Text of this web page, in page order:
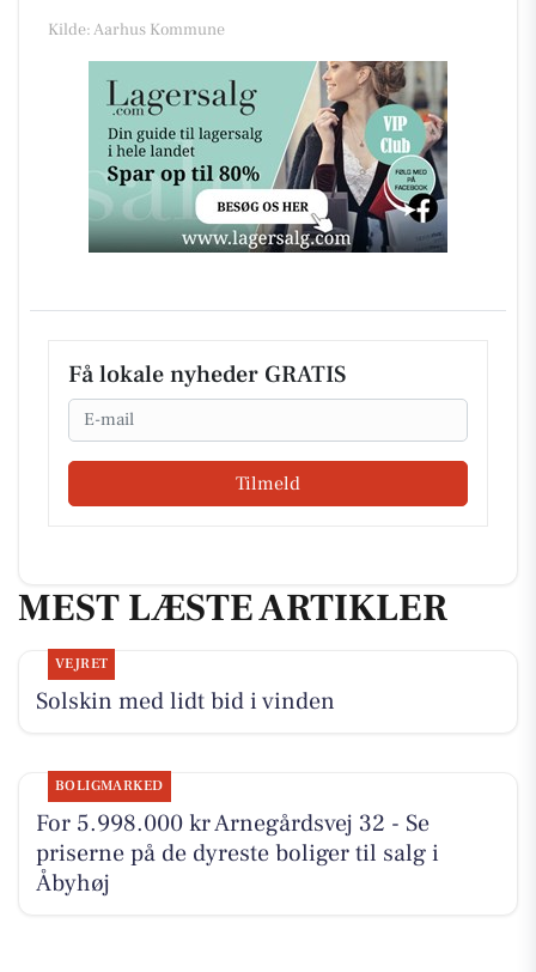
Kilde: Aarhus Kommune
Få lokale nyheder GRATIS
Email
Tilmeld
MEST LÆSTE ARTIKLER
VEJRET
Solskin med lidt bid i vinden
BOLIGMARKED
For 5.998.000 kr Arnegårdsvej 32 - Se
priserne på de dyreste boliger til salg i
Åbyhøj